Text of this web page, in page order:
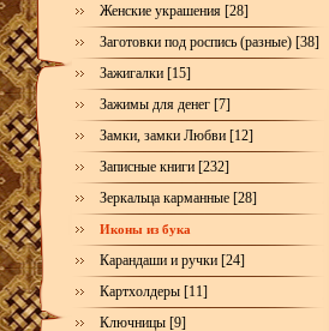
Женские украшения [28]
Заготовки под роспись (разные) [38]
Зажигалки [15]
Зажимы для денег [7]
Замки, замки Любви [12]
Записные книги [232]
Зеркальца карманные [28]
Иконы из бука
Карандаши и ручки [24]
Картхолдеры [11]
Ключницы [9]